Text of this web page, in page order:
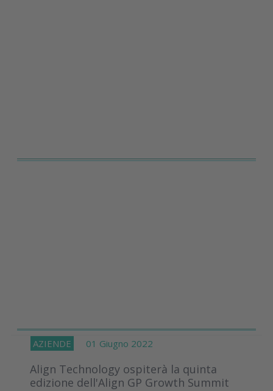
AZIENDE 01 Giugno 2022
Align Technology ospiterà la quinta
edizione dell'Align GP Growth Summit